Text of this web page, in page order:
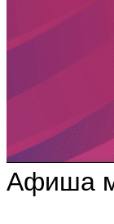
Афиша